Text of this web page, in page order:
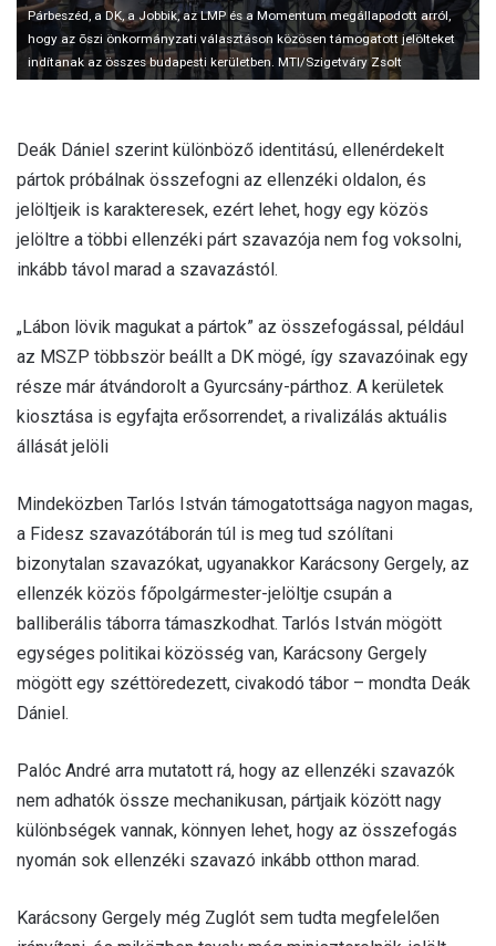
Párbeszéd, a DK, a Jobbik, az LMP és a Momentum megállapodott arról,
hogy az õszi önkormányzati választáson közösen támogatott jelölteket
indítanak az összes budapesti kerületben. MTI/Szigetváry Zsolt
Deák Dániel szerint különböző identitású, ellenérdekelt
pártok próbálnak összefogni az ellenzéki oldalon, és
jelöltjeik is karakteresek, ezért lehet, hogy egy közös
jelöltre a többi ellenzéki párt szavazója nem fog voksolni,
inkább távol marad a szavazástól.
„Lábon lövik magukat a pártok” az összefogással, például
az MSZP többször beállt a DK mögé, így szavazóinak egy
része már átvándorolt a Gyurcsány-párthoz. A kerületek
kiosztása is egyfajta erősorrendet, a rivalizálás aktuális
állását jelöli
Mindeközben Tarlós István támogatottsága nagyon magas,
a Fidesz szavazótáborán túl is meg tud szólítani
bizonytalan szavazókat, ugyanakkor Karácsony Gergely, az
ellenzék közös főpolgármester-jelöltje csupán a
balliberális táborra támaszkodhat. Tarlós István mögött
egységes politikai közösség van, Karácsony Gergely
mögött egy széttöredezett, civakodó tábor – mondta Deák
Dániel.
Palóc André arra mutatott rá, hogy az ellenzéki szavazók
nem adhatók össze mechanikusan, pártjaik között nagy
különbségek vannak, könnyen lehet, hogy az összefogás
nyomán sok ellenzéki szavazó inkább otthon marad.
Karácsony Gergely még Zuglót sem tudta megfelelően